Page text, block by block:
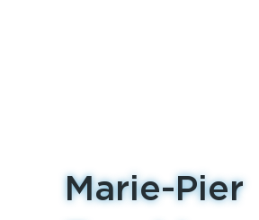
Marie-Pier